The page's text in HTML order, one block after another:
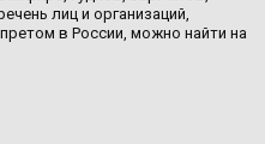
лиц и организаций,
в России, можно найти на